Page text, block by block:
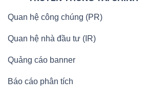
Quan hệ công chúng (PR)
Quan hệ nhà đầu tư (IR)
Quảng cáo banner
Báo cáo phân tích